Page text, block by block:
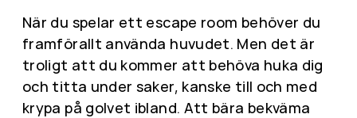
När du spelar ett escape room behöver du
framförallt använda huvudet. Men det är
troligt att du kommer att behöva huka dig
och titta under saker, kanske till och med
krypa på golvet ibland. Att bära bekväma